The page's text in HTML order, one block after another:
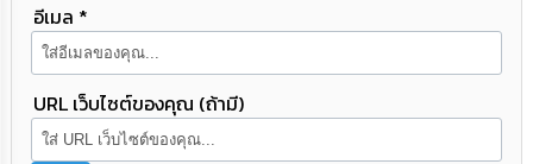
อีเมล *
URL เว็บไซต์ของคุณ (ถ้ามี)